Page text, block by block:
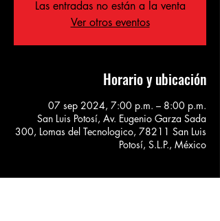
Las entradas no están a la venta
Ver otros eventos
Horario y ubicación
07 sep 2024, 7:00 p.m. – 8:00 p.m.
San Luis Potosí, Av. Eugenio Garza Sada
300, Lomas del Tecnologico, 78211 San Luis
Potosí, S.L.P., México
Acerca del evento